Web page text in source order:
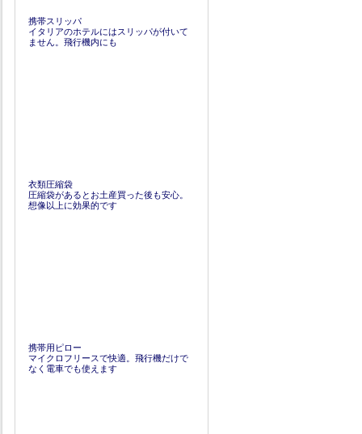
携帯スリッパ
イタリアのホテルにはスリッパが付いて
ません。飛行機内にも
衣類圧縮袋
圧縮袋があるとお土産買った後も安心。
想像以上に効果的です
携帯用ピロー
マイクロフリースで快適。飛行機だけで
なく電車でも使えます